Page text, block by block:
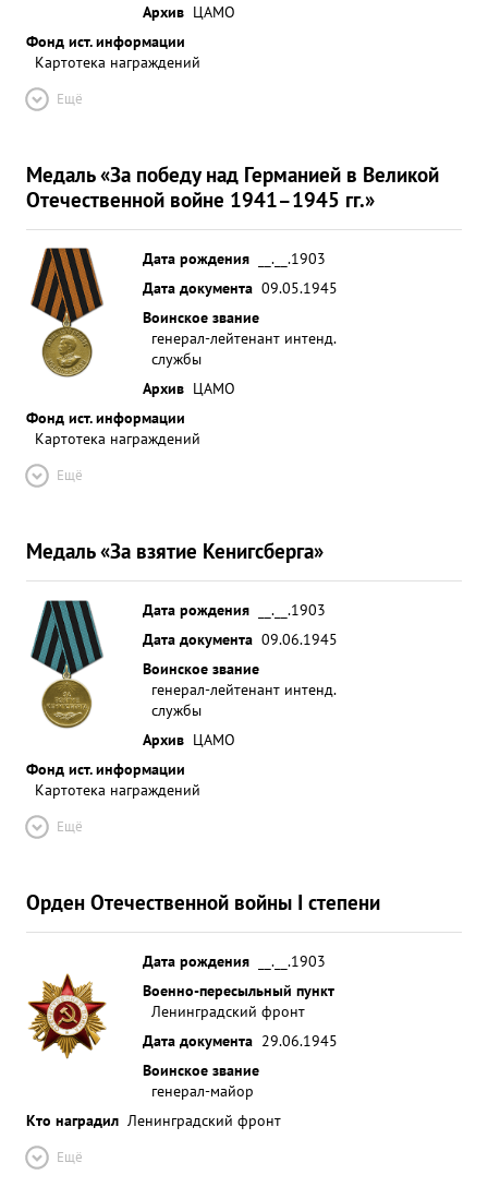
Архив ЦАМО
Фонд ист. информации
Картотека награждений
Ещё
Медаль «За победу над Германией в Великой
Отечественной войне 1941–1945 гг.»
Дата рождения
__.__.1903
Дата документа 09.05.1945
Воинское звание
генерал-лейтенант интенд.
службы
Архив ЦАМО
Фонд ист. информации
Картотека награждений
Ещё
Медаль «За взятие Кенигсберга»
Дата рождения
__.__.1903
Дата документа 09.06.1945
Воинское звание
генерал-лейтенант интенд.
службы
Архив ЦАМО
Фонд ист. информации
Картотека награждений
Ещё
Орден Отечественной войны I степени
Дата рождения
__.__.1903
Военно-пересыльный пункт
Ленинградский фронт
Дата документа 29.06.1945
Воинское звание
генерал-майор
Кто наградил Ленинградский фронт
Ещё